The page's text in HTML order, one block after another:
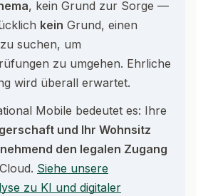
, kein Grund zur Sorge —
kein Grund, einen
suchen, um
zu umgehen. Ehrliche
wird überall erwartet.
Mobile bedeutet es: Ihre
und Ihr Wohnsitz
den legalen Zugang
Siehe unsere
zu KI und digitaler